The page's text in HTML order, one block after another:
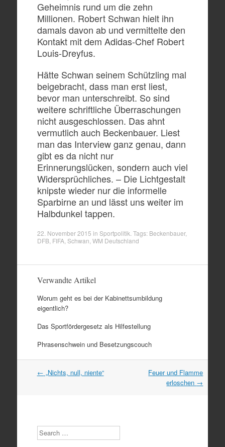
Geheimnis rund um die zehn
Millionen. Robert Schwan hielt ihn
damals davon ab und vermittelte den
Kontakt mit dem Adidas-Chef Robert
Louis-Dreyfus.
Hätte Schwan seinem Schützling mal
beigebracht, dass man erst liest,
bevor man unterschreibt. So sind
weitere schriftliche Überraschungen
nicht ausgeschlossen. Das ahnt
vermutlich auch Beckenbauer. Liest
man das Interview ganz genau, dann
gibt es da nicht nur
Erinnerungslücken, sondern auch viel
Widersprüchliches. – Die Lichtgestalt
knipste wieder nur die informelle
Sparbirne an und lässt uns weiter im
Halbdunkel tappen.
22. November 2015 in Sportpolitik . Tags: Beckenbauer,
DFB, FIFA, Schwan WM Deutschland
Verwandte Artikel
Worum geht es bei der Kabinettsumbildung
eigentlich?
Das Sportfördergesetz als Hilfestellung
Phrasenschwein und Besetzungscouch
Artikel
← „Nichts, null, niente“
Feuer und Flamme
erloschen →
Search